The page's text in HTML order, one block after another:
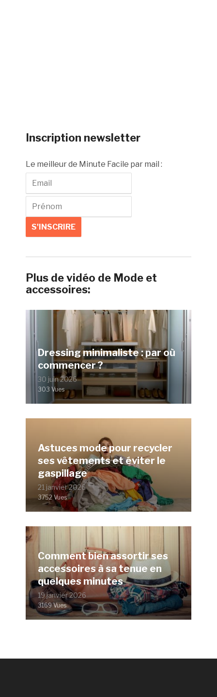
Inscription newsletter
Le meilleur de Minute Facile par mail :
Plus de vidéo de Mode et
accessoires:
Dressing minimaliste : par où
commencer ?
30 juin 2026
303 Vues
Astuces mode pour recycler
ses vêtements et éviter le
gaspillage
21 janvier 2026
3752 Vues
Comment bien assortir ses
accessoires à sa tenue en
quelques minutes
19 janvier 2026
3169 Vues